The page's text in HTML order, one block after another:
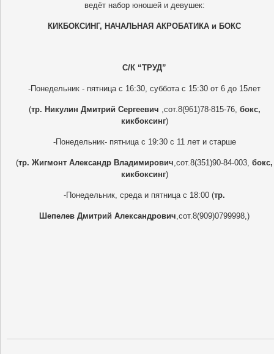
ведёт набор юношей и девушек:
КИКБОКСИНГ, НАЧАЛЬНАЯ АКРОБАТИКА и БОКС
С/К “ТРУД”
-Понедельник - пятница с 16:30, суббота с 15:30 от 6 до 15лет
(тр. Никулин Дмитрий Сергеевич ,сот.8(961)78-815-76, бокс,
кикбоксинг)
-Понедельник- пятница с 19:30 с 11 лет и старше
(тр. Жигмонт Александр Владимирович,сот.8(351)90-84-003, бокс,
кикбоксинг)
-Понедельник, среда и пятница с 18:00 (тр.
Шепелев Дмитрий Александрович,сот.8(909)0799998,)